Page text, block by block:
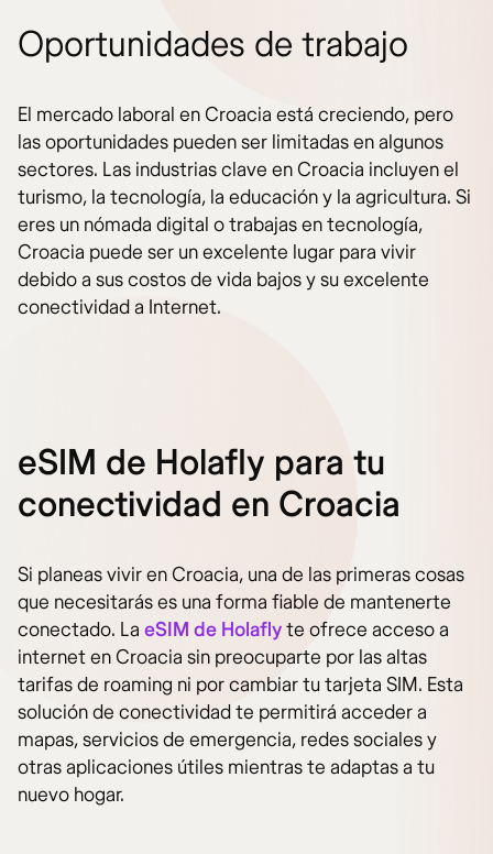
Oportunidades de trabajo
El mercado laboral en Croacia está creciendo, pero
las oportunidades pueden ser limitadas en algunos
sectores. Las industrias clave en Croacia incluyen el
turismo, la tecnología, la educación y la agricultura. Si
eres un nómada digital o trabajas en tecnología,
Croacia puede ser un excelente lugar para vivir
debido a sus costos de vida bajos y su excelente
conectividad a Internet.
eSIM de Holafly para tu
conectividad en Croacia
Si planeas vivir en Croacia, una de las primeras cosas
que necesitarás es una forma fiable de mantenerte
conectado. La eSIM de Holaflyte ofrece acceso a
internet en Croacia sin preocuparte por las altas
tarifas de roaming ni por cambiar tu tarjeta SIM. Esta
solución de conectividad te permitirá acceder a
mapas, servicios de emergencia, redes sociales y
otras aplicaciones útiles mientras te adaptas a tu
nuevo hogar.